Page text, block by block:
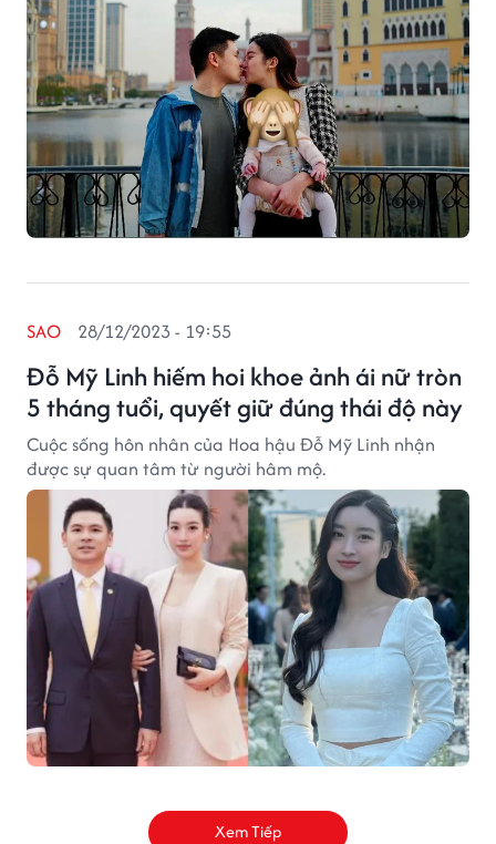
Đỗ Mỹ Linh hiếm hoi khoe ảnh ái nữ tròn
5 tháng tuổi, quyết giữ đúng thái độ này
SAO 28/12/2023 - 19:55
Cuộc sống hôn nhân của Hoa hậu Đỗ Mỹ Linh nhận
được sự quan tâm từ người hâm mộ.
Xem Tiếp